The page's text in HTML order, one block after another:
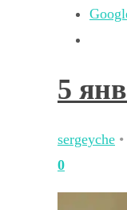
5
sergeyche •
0